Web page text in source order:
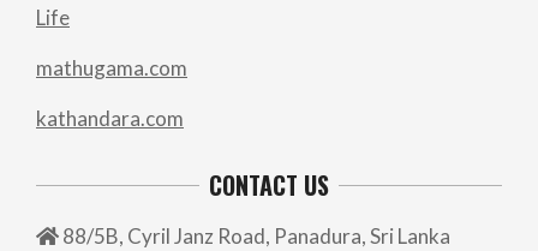
Life
mathugama.com
kathandara.com
CONTACT US
88/5B, Cyril Janz Road, Panadura, Sri Lanka